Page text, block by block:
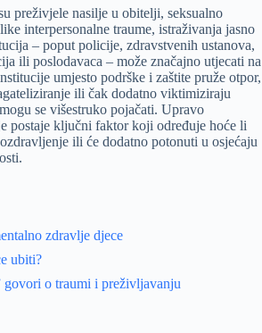
preživjele nasilje u obitelji, seksualno
interpersonalne traume, istraživanja jasno
– poput policije, zdravstvenih ustanova,
ili poslodavaca – može značajno utjecati na
umjesto podrške i zaštite pruže otpor,
ili čak dodatno viktimiziraju
se višestruko pojačati. Upravo
postaje ključni faktor koji određuje hoće li
ili će dodatno potonuti u osjećaju
zdravlje djece
ubiti?
govori o traumi i preživljavanju